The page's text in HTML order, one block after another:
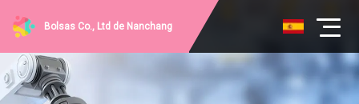
Bolsas Co., Ltd de Nanchang